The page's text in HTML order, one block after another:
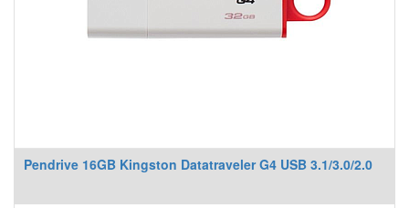
Pendrive 16GB Kingston Datatraveler G4 USB 3.1/3.0/2.0